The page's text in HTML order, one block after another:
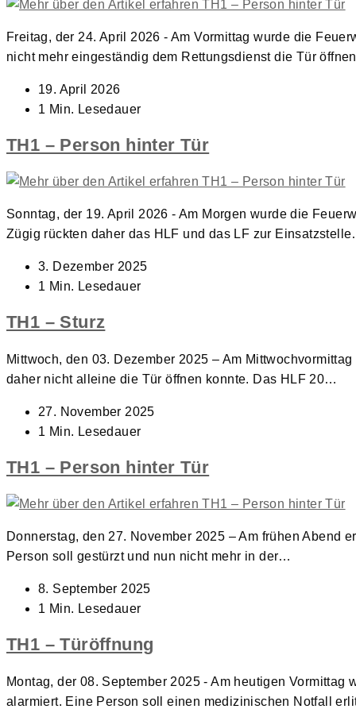
Freitag, der 24. April 2026 - Am Vormittag wurde die
nicht mehr eingeständig dem Rettungsdienst die Tür
Beitrag
veröffentlicht:
19. April 2026
Lesedauer:
1 Min. Lesedauer
TH1 – Person hinter Tür
Sonntag, der 19. April 2026 - Am Morgen wurde die
Zügig rückten daher das HLF und das LF zur
Beitrag
veröffentlicht:
3. Dezember 2025
Lesedauer:
1 Min. Lesedauer
TH1 – Sturz
Mittwoch, den 03. Dezember 2025 – Am
daher nicht alleine die Tür öffnen konnte. Das HLF 20…
Beitrag
veröffentlicht:
27. November 2025
Lesedauer:
1 Min. Lesedauer
TH1 – Person hinter Tür
Donnerstag, den 27. November 2025 – Am frühen Abend
Person soll gestürzt und nun nicht mehr in der…
Beitrag
veröffentlicht:
8. September 2025
Lesedauer:
1 Min. Lesedauer
TH1 – Türöffnung
Montag, der 08. September 2025 - Am heutigen
alarmiert. Eine Person soll einen medizinischen Notfall